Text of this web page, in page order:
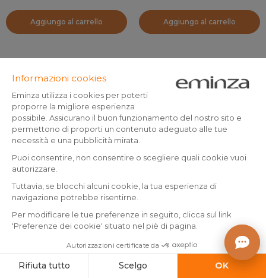
Aggiungo al carrello Aggiungo al carrello
assorbente (120 x 50 cm)
Angelica Ecru
rettangolare in microfibra (45
x 75 cm) Minimalist Rosa
Prodotto disponibile
7.99